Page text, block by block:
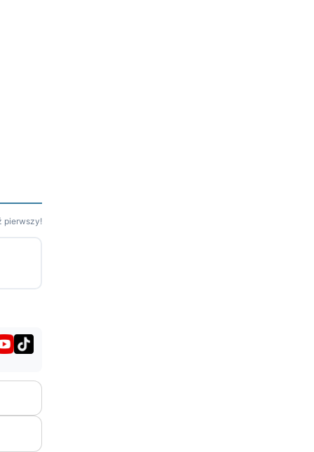
pierwszy!